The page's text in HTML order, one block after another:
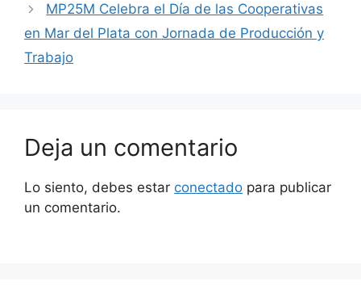
MP25M Celebra el Día de las Cooperativas
en Mar del Plata con Jornada de Producción y
Trabajo
Deja un comentario
Lo siento, debes estar conectado para publicar
un comentario.